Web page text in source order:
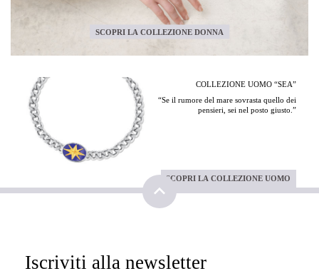
SCOPRI LA COLLEZIONE DONNA
COLLEZIONE UOMO “SEA”
“Se il rumore del mare sovrasta quello dei
pensieri, sei nel posto giusto.”
SCOPRI LA COLLEZIONE UOMO
Iscriviti alla newsletter